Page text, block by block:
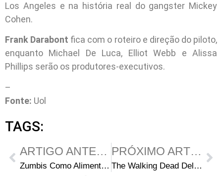
Los Angeles e na história real do gangster Mickey
Cohen.
Frank Darabont fica com o roteiro e direção do piloto,
enquanto Michael De Luca, Elliot Webb e Alissa
Phillips serão os produtores-executivos.
–
Fonte: Uol
TAGS:
ARTIGO ANTERIOR
Zumbis Como Alimento Para o Cérebro
PRÓXIMO ARTIGO
The Walking Dead Deluxe TV Games